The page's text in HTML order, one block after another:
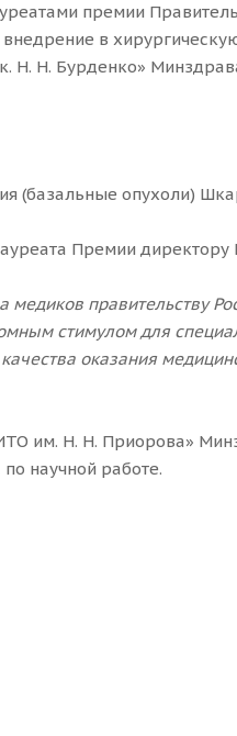
премии
в
Н. Н. Бурденко»
(базальные опухоли)
Премии
медиков правительству
стимулом для
оказания
им. Н. Н. Приорова»
научной работе.